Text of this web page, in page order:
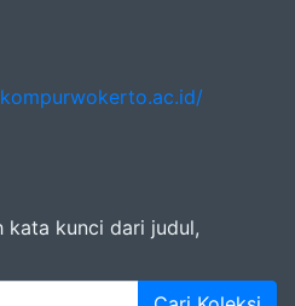
kata kunci dari judul,